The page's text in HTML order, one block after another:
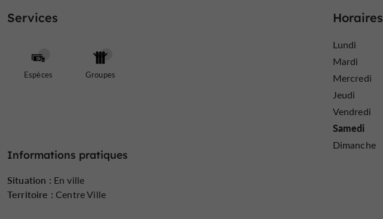
Services
Espèces Groupes
Informations pratiques
Situation : En ville
Territoire : Centre Ville
Horaires
Lundi
Mardi
Mercredi
Jeudi
Vendredi
Samedi
Dimanche